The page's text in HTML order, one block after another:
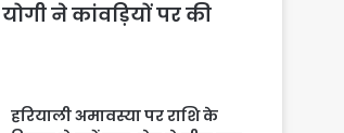
ने कांवड़ियों पर की
हरियाली अमावस्या पर राशि के